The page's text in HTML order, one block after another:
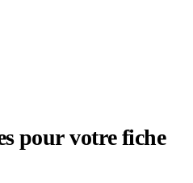
pour votre fiche